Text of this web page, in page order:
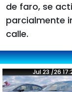
de faro, se
parcialmente
calle.
Jul 23 /26